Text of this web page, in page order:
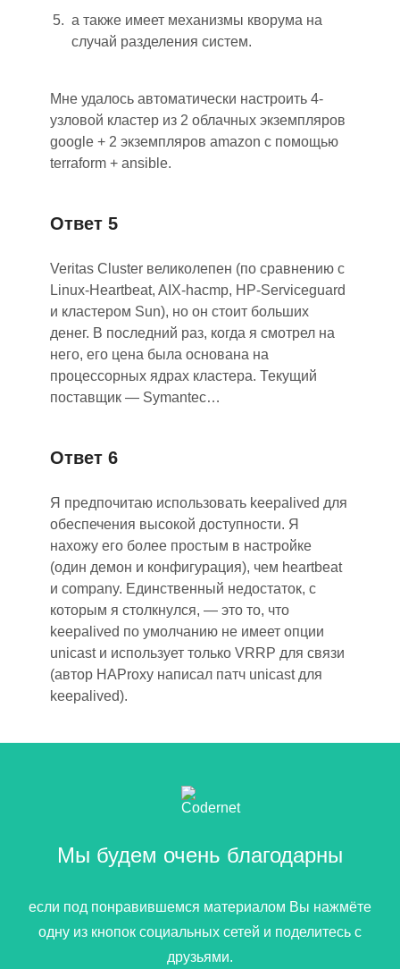
а также имеет механизмы кворума на
случай разделения систем.
Мне удалось автоматически настроить 4-
узловой кластер из 2 облачных экземпляров
google + 2 экземпляров amazon с помощью
terraform + ansible.
Ответ 5
Veritas Cluster великолепен (по сравнению с
Linux-Heartbeat, AIX-hacmp, HP-Serviceguard
и кластером Sun), но он стоит больших
денег. В последний раз, когда я смотрел на
него, его цена была основана на
процессорных ядрах кластера. Текущий
поставщик — Symantec…
Ответ 6
Я предпочитаю использовать keepalived для
обеспечения высокой доступности. Я
нахожу его более простым в настройке
(один демон и конфигурация), чем heartbeat
и company. Единственный недостаток, с
которым я столкнулся, — это то, что
keepalived по умолчанию не имеет опции
unicastи использует только VRRP для связи
(автор HAProxy написал патч unicast для
keepalived).
Мы будем очень благодарны
если под понравившемся материалом Вы нажмёте
одну из кнопок социальных сетей и поделитесь с
друзьями.